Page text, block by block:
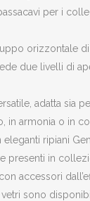
per i
orizzontale
due livelli di
adatta
armonia o in
ripiani
presenti in
accessori
sono